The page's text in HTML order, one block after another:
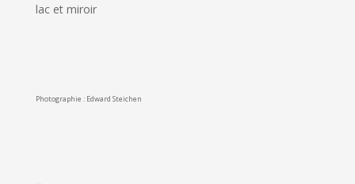
lac et miroir
Photographie : Edward Steichen